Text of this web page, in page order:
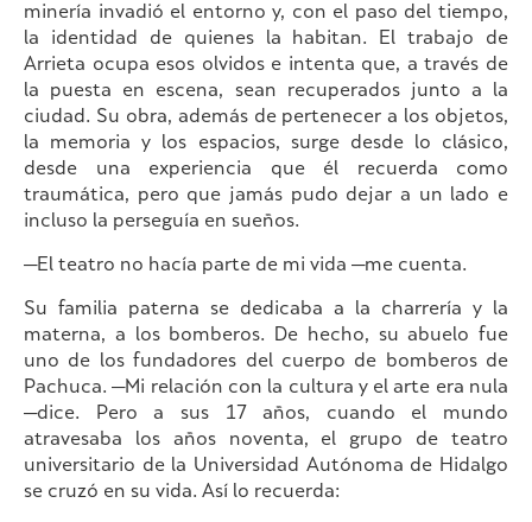
minería invadió el entorno y, con el paso del tiempo,
la identidad de quienes la habitan. El trabajo de
Arrieta ocupa esos olvidos e intenta que, a través de
la puesta en escena, sean recuperados junto a la
ciudad. Su obra, además de pertenecer a los objetos,
la memoria y los espacios, surge desde lo clásico,
desde una experiencia que él recuerda como
traumática, pero que jamás pudo dejar a un lado e
incluso la perseguía en sueños.
—El teatro no hacía parte de mi vida —me cuenta.
Su familia paterna se dedicaba a la charrería y la
materna, a los bomberos. De hecho, su abuelo fue
uno de los fundadores del cuerpo de bomberos de
Pachuca. —Mi relación con la cultura y el arte era nula
—dice. Pero a sus 17 años, cuando el mundo
atravesaba los años noventa, el grupo de teatro
universitario de la Universidad Autónoma de Hidalgo
se cruzó en su vida. Así lo recuerda: